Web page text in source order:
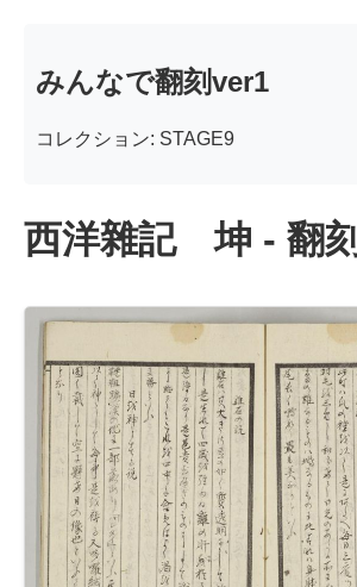
みんなで翻刻ver1
コレクション: STAGE9
西洋雜記 坤 - 翻刻